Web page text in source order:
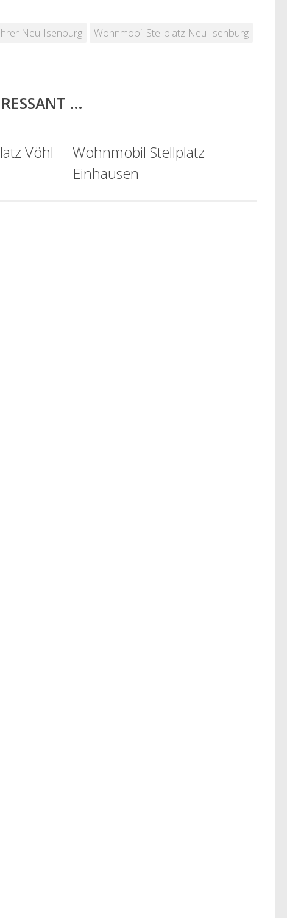
Neu-Isenburg
Wohnmobil Stellplatz Neu-Isenburg
…
Vöhl
Wohnmobil Stellplatz
Einhausen